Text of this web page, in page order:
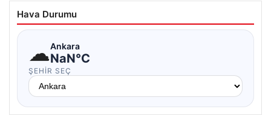
Hava Durumu
☁Ankara
NaN°C
ŞEHIR SEÇ